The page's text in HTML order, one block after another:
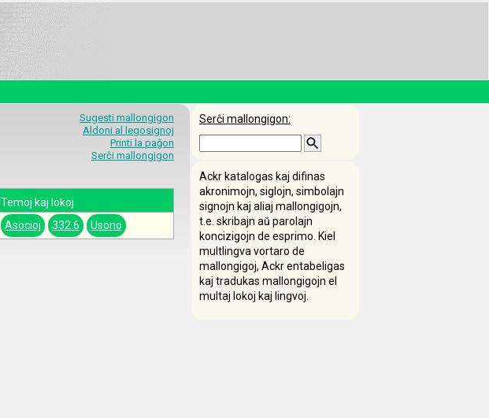
Sugesti mallongigon
Aldoni al legosignoj
Printi la paĝon
Serĉi mallongigon
Temoj kaj lokoj
Asocioj 332.6 Usono
Serĉi mallongigon:
Ackr katalogas kaj difinas
akronimojn, siglojn, simbolajn
signojn kaj aliaj mallongigojn,
t.e. skribajn aŭ parolajn
koncizigojn de esprimo. Kiel
multlingva vortaro de
mallongigoj, Ackr entabeligas
kaj tradukas mallongigojn el
multaj lokoj kaj lingvoj.